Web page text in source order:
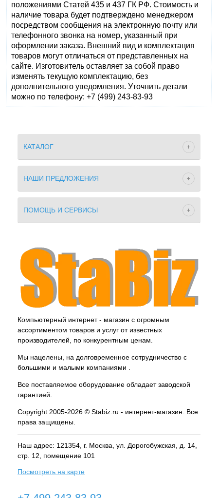
положениями Статей 435 и 437 ГК РФ. Стоимость и
наличие товара будет подтверждено менеджером
посредством сообщения на электронную почту или
телефонного звонка на номер, указанный при
оформлении заказа. Внешний вид и комплектация
товаров могут отличаться от представленных на
сайте. Изготовитель оставляет за собой право
изменять текущую комплектацию, без
дополнительного уведомления. Уточнить детали
можно по телефону: +7 (499) 243-83-93
КАТАЛОГ
НАШИ ПРЕДЛОЖЕНИЯ
ПОМОЩЬ И СЕРВИСЫ
Компьютерный интернет - магазин с огромным
ассортиментом товаров и услуг от известных
производителей, по конкурентным ценам.
Мы нацелены, на долговременное сотрудничество с
большими и малыми компаниями .
Все поставляемое оборудование обладает заводской
гарантией.
Copyright 2005-2026 © Stabiz.ru - интернет-магазин. Все
права защищены.
Наш адрес: 121354, г. Москва , ул. Дорогобужская, д. 14,
стр. 12, помещение 101
Посмотреть на карте